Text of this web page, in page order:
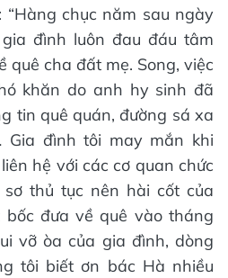
chục năm sau ngày
đình luôn đau đáu tâm
quê cha đất mẹ. Song, việc
khăn do anh hy sinh đã
tin quê quán, đường sá xa
Gia đình tôi may mắn khi
hệ với các cơ quan chức
thủ tục nên hài cốt của
đưa về quê vào tháng
vỡ òa của gia đình, dòng
tôi biết ơn bác Hà nhiều